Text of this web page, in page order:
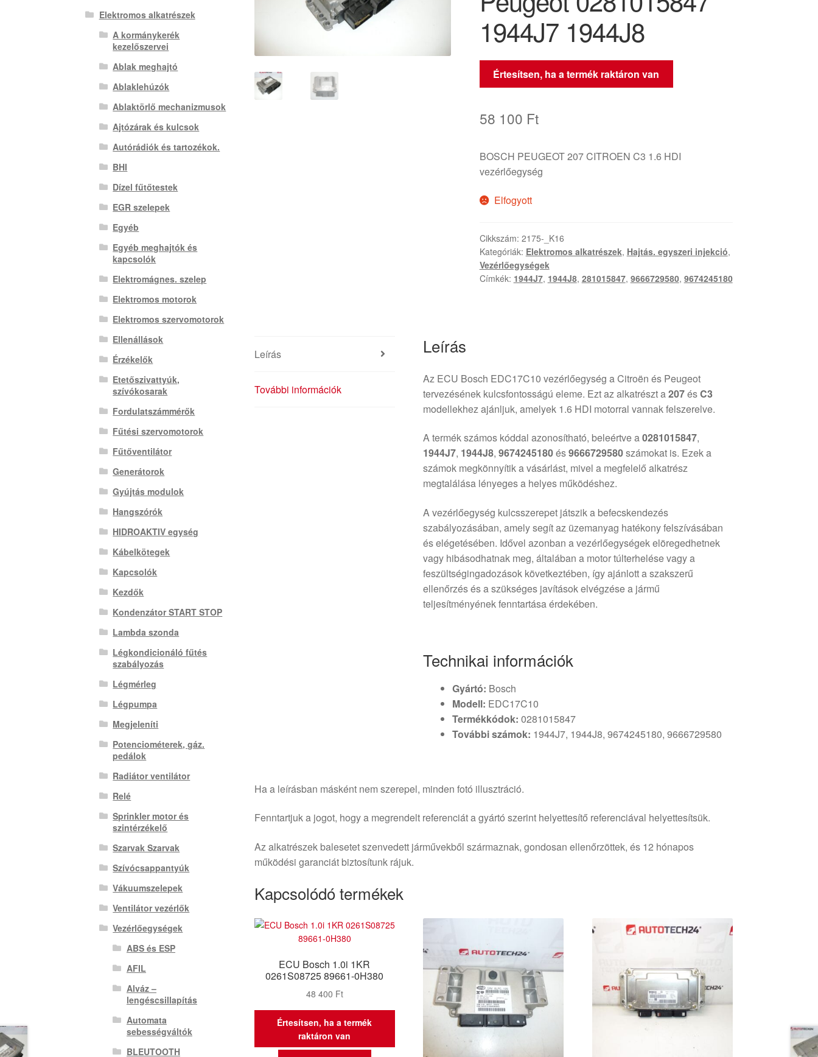
1944J7 1944J8
Értesítsen, ha a termék raktáron van
58 100 Ft
BOSCH PEUGEOT 207 CITROEN C3 1.6 HDI
vezérlőegység
Elfogyott
Cikkszám: 2175-_K16
Kategóriák: Elektromos alkatrészek, Hajtás. egyszeri injekció,
Vezérlőegységek
Címkék: 1944J7, 1944J8, 281015847, 9666729580, 9674245180
Leírás
További információk
Leírás
Az ECU Bosch EDC17C10 vezérlőegység a Citroën és Peugeot
tervezésének kulcsfontosságú eleme. Ezt az alkatrészt a207ésC3
modellekhez ajánljuk, amelyek 1.6 HDI motorral vannak felszerelve.
A termék számos kóddal azonosítható, beleértve a0281015847,
1944J7, 1944J8,9674245180és9666729580számokat is. Ezek a
számok megkönnyítik a vásárlást, mivel a megfelelő alkatrész
megtalálása lényeges a helyes működéshez.
A vezérlőegység kulcsszerepet játszik a befecskendezés
szabályozásában, amely segít az üzemanyag hatékony felszívásában
és elégetésében. Idővel azonban a vezérlőegységek elöregedhetnek
vagy hibásodhatnak meg, általában a motor túlterhelése vagy a
feszültségingadozások következtében, így ajánlott a szakszerű
ellenőrzés és a szükséges javítások elvégzése a jármű
teljesítményének fenntartása érdekében.
Technikai információk
Gyártó: Bosch
Modell: EDC17C10
Termékkódok: 0281015847
További számok: 1944J7, 1944J8, 9674245180, 9666729580
Ha a leírásban másként nem szerepel, minden fotó illusztráció.
Fenntartjuk a jogot, hogy a megrendelt referenciát a gyártó szerint helyettesítő referenciával helyettesítsük.
Az alkatrészek balesetet szenvedett járművekből származnak, gondosan ellenőrzöttek, és 12 hónapos
működési garanciát biztosítunk rájuk.
Kapcsolódó termékek
ECU Bosch 1.0i 1KR
0261S08725 89661-0H380
48 400 Ft
Értesítsen, ha a termék
raktáron van
Elektromos alkatrészek
A kormánykerék
kezelőszervei
Ablak meghajtó
Ablaklehúzók
Ablaktörlő mechanizmusok
Ajtózárak és kulcsok
Autórádiók és tartozékok.
BHI
Dízel fűtőtestek
EGR szelepek
Egyéb
Egyéb meghajtók és
kapcsolók
Elektromágnes. szelep
Elektromos motorok
Elektromos szervomotorok
Ellenállások
Érzékelők
Etetőszivattyúk,
szívókosarak
Fordulatszámmérők
Fűtési szervomotorok
Fűtőventilátor
Generátorok
Gyújtás modulok
Hangszórók
HIDROAKTIV egység
Kábelkötegek
Kapcsolók
Kezdők
Kondenzátor START STOP
Lambda szonda
Légkondicionáló fűtés
szabályozás
Légmérleg
Légpumpa
Megjeleníti
Potenciométerek, gáz.
pedálok
Radiátor ventilátor
Relé
Sprinkler motor és
szintérzékelő
Szarvak Szarvak
Szívócsappantyúk
Vákuumszelepek
Ventilátor vezérlők
Vezérlőegységek
ABS és ESP
AFIL
Alváz –
lengéscsillapítás
Automata
sebességváltók
BLEUTOOTH